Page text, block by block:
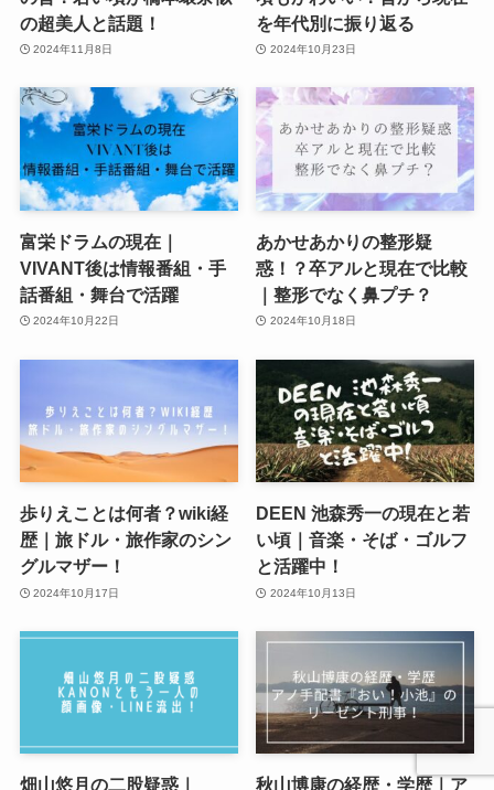
の超美人と話題！
2024年11月8日
を年代別に振り返る
2024年10月23日
富栄ドラムの現在｜
VIVANT後は情報番組・手
話番組・舞台で活躍
2024年10月22日
あかせあかりの整形疑
惑！？卒アルと現在で比較
｜整形でなく鼻プチ？
2024年10月18日
歩りえことは何者？wiki経
歴｜旅ドル・旅作家のシン
グルマザー！
2024年10月17日
DEEN 池森秀一の現在と若
い頃｜音楽・そば・ゴルフ
と活躍中！
2024年10月13日
畑山悠月の二股疑惑｜ 秋山博康の経歴・学歴｜ア